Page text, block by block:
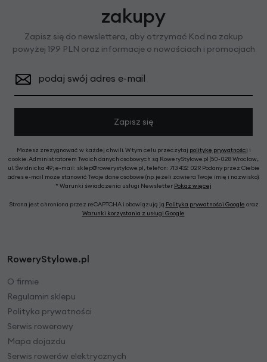
zakupy
Zapisz się do newslettera, aby otrzymać Kod na zakup
powyżej 199 PLN oraz informacje o nowościach i promocjach
podaj swój adres e-mail
Zapisz się
Możesz zrezygnować w każdej chwili. W tym celu przeczytaj politykę prywatności i
cookie. Administratorem Twoich danych osobowych są RoweryStylowe.pl (50-028 Wrocław,
ul. Świdnicka 49; e-mail: sklep@rowerystylowe.pl, telefon: 713 432 029. Podany przez Ciebie
adres e-mail może stanowić Twoje dane osobowe (np. jeżeli zawiera Twoje imię i nazwisko).
* Warunki świadczenia usługi Newsletter Pokaż więcej
Strona jest chroniona przez reCAPTCHA i obowiązują ją Polityka prywatności Google oraz
Warunki korzystania z usługi Google.
RoweryStylowe.pl
O firmie
Regulamin sklepu
Polityka prywatności
Serwis rowerowy
Mapa dojazdu
Serwis rowerów elektrycznych